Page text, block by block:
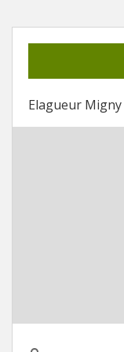
Elagueur Migny